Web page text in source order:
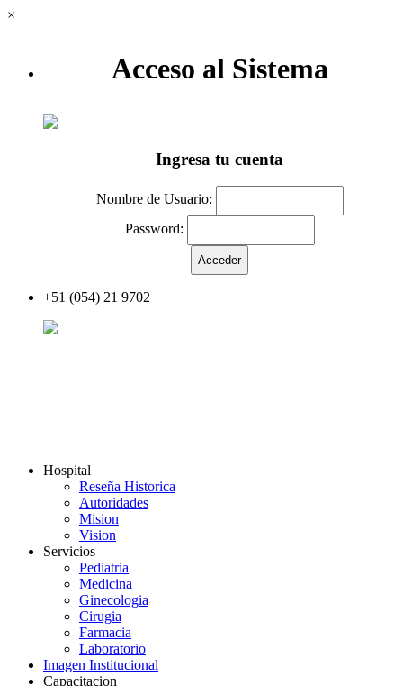
×
Acceso al Sistema
Ingresa tu cuenta
Nombre de Usuario:
Password:
+51 (054) 21 9702
Hospital
Reseña Historica
Autoridades
Mision
Vision
Servicios
Pediatria
Medicina
Ginecologia
Cirugia
Farmacia
Laboratorio
Imagen Institucional
Capacitacion